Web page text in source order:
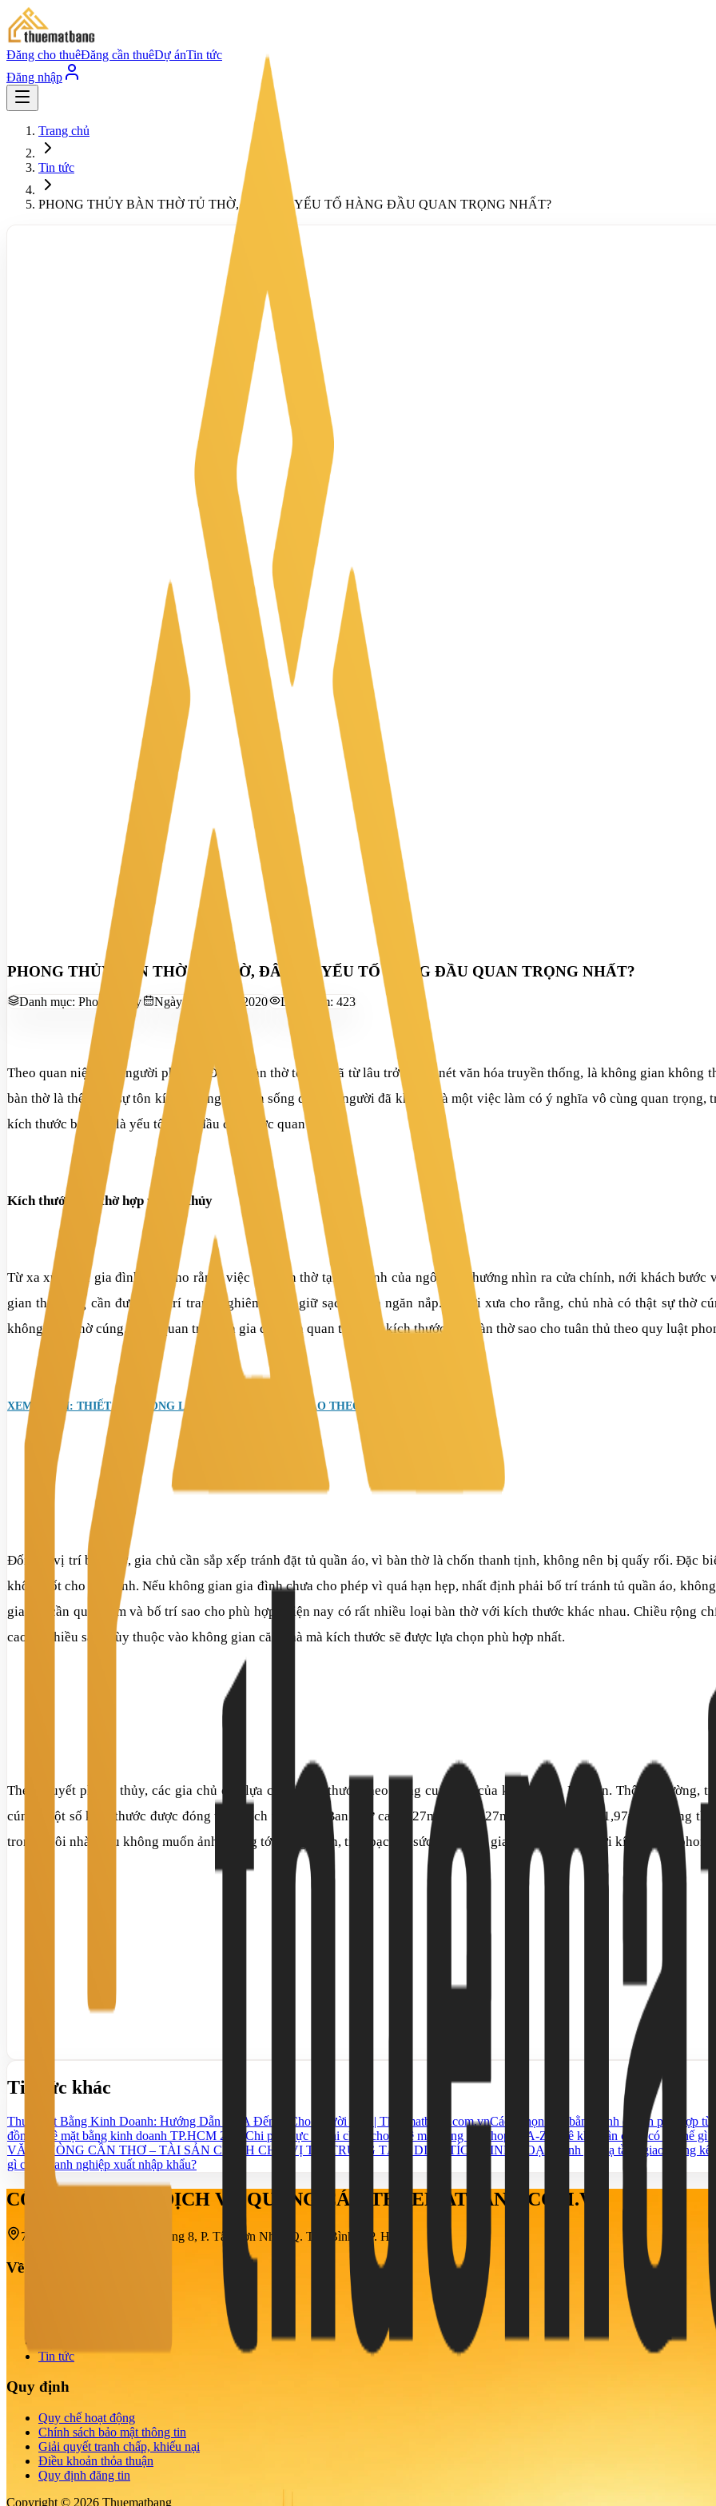
Đăng cho thuêĐăng cần thuêDự ánTin tức
Đăng nhập
Trang chủ
Tin tức
PHONG THỦY BÀN THỜ TỦ THỜ, ĐÂU LÀ YẾU TỐ HÀNG ĐẦU QUAN TRỌNG NHẤT?
PHONG THỦY BÀN THỜ TỦ THỜ, ĐÂU LÀ YẾU TỐ HÀNG ĐẦU QUAN TRỌNG NHẤT?
Danh mục: Phong Thủy Ngày đăng: 12/3/2020 Lượt xem: 423
Theo quan niệm của người phương Đông, bàn thờ tổ tiên đã từ lâu trở thành nét văn hóa truyền thống, là không gian không
bàn thờ là thể hiện sự tôn kính của người còn sống đối với người đã khuất. Là một việc làm có ý nghĩa vô cùng quan trọng,
kích thước bàn thờ là yếu tố hàng đầu cần được quan tâm.
Kích thước bàn thờ hợp phong thủy
Từ xa xưa, các gia đình đều cho rằng việc đặt bàn thờ tại đại sảnh của ngôi nhà, hướng nhìn ra cửa chính, nới khách bước
gian thờ cúng cần được bài trí trang nghiêm, luôn giữ sạch sẽ và ngăn nắp. Người xưa cho rằng, chủ nhà có thật sự thờ
không gian thờ cúng. Điều quan trọng là gia chủ cần quan tâm đến kích thước của bàn thờ sao cho tuân thủ theo quy luật
XEM THÊM: THIẾT KẾ PHÒNG LÀM VIỆC CHO LÃNH ĐẠO THEO PHONG THỦY
Đối với vị trí bàn thờ, gia chủ cần sắp xếp tránh đặt tủ quần áo, vì bàn thờ là chốn thanh tịnh, không nên bị quấy rối. Đặc
không tốt cho gia đình. Nếu không gian gia đình chưa cho phép vì quá hạn hẹp, nhất định phải bố trí tránh tủ quần áo,
gia chỉ cần quan tâm và bố trí sao cho phù hợp. Hiện nay có rất nhiều loại bàn thờ với kích thước khác nhau. Chiều rộng
cao và chiều sâu. Tùy thuộc vào không gian căn nhà mà kích thước sẽ được lựa chọn phù hợp nhất.
Theo thuyết phong thủy, các gia chủ cần lựa chọn kích thước theo đúng cung cát của kích thước Lỗ Ban. Thông thường,
cúng. Một số kích thước được đóng theo kích thước Lỗ Ban như cao 1,27m; rộng 1,27m; 1,53m; 1,75m; 1,97m… Phòng
trong ngôi nhà. Nếu không muốn ảnh hưởng tới công danh, tiền bạc lẫn sức khỏe cho gia chủ, hãy chú ý tới kích thước phong
Tin tức khác
Thuê Mặt Bằng Kinh Doanh: Hướng Dẫn Từ A Đến Z Cho Người Mới | Thuematbang.com.vnCách chọn mặt bằng kinh doanh phù hợp
đồng thuê mặt bằng kinh doanh TP.HCM 2026 Chi phí thực tế khi chọn cho thuê mặt bằng mở shop từ A-Z Thuê kho gần cảng có lợi thế
VĂN PHÒNG CẦN THƠ – TÀI SẢN CHÍNH CHỦ VỊ TRÍ TRUNG TÂM, DIỆN TÍCH LINH HOẠT
Đánh giá hạ tầng giao thông
gì cho doanh nghiệp xuất nhập khẩu?
CÔNG TY TNHH DỊCH VỤ QUẢNG CÁO THUEMATBANG.COM.VN
708-710-712 Cách Mạng Tháng 8, P. Tân Sơn Nhất, Q. Tân Bình, TP. HCM
Về chúng tôi
Tin tức
Quy định
Quy chế hoạt động
Chính sách bảo mật thông tin
Giải quyết tranh chấp, khiếu nại
Điều khoản thỏa thuận
Quy định đăng tin
Copyright © 2026 Thuematbang